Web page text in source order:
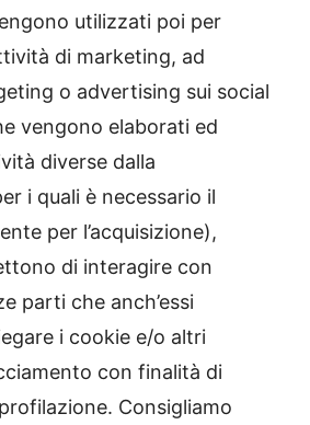
utilizzati poi per
di marketing, ad
o advertising sui social
vengono elaborati ed
diverse dalla
i quali è necessario il
per l’acquisizione),
di interagire con
parti che anch’essi
i cookie e/o altri
con finalità di
Consigliamo